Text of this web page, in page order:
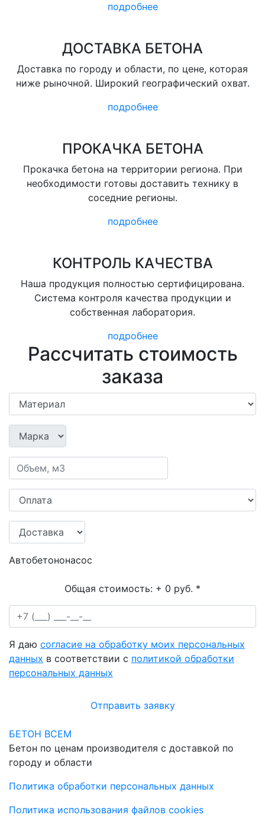
подробнее
ДОСТАВКА БЕТОНА
Доставка по городу и области, по цене, которая
ниже рыночной. Широкий географический охват.
подробнее
ПРОКАЧКА БЕТОНА
Прокачка бетона на территории региона. При
необходимости готовы доставить технику в
соседние регионы.
подробнее
КОНТРОЛЬ КАЧЕСТВА
Наша продукция полностью сертифицирована.
Система контроля качества продукции и
собственная лаборатория.
подробнее
Рассчитать стоимость
заказа
Автобетононасос
Общая стоимость: + 0 руб. *
Я даю согласие на обработку моих персональных
данных в соответствии с политикой обработки
персональных данных
Отправить заявку
БЕТОН ВСЕМ
Бетон по ценам производителя с доставкой по
городу и области
Политика обработки персональных данных
Политика использования файлов cookies